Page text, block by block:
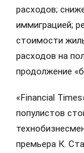
расходов;
иммиграцией;
стоимости
расходов на
продолжение
«Financial
популистов
премьера К.